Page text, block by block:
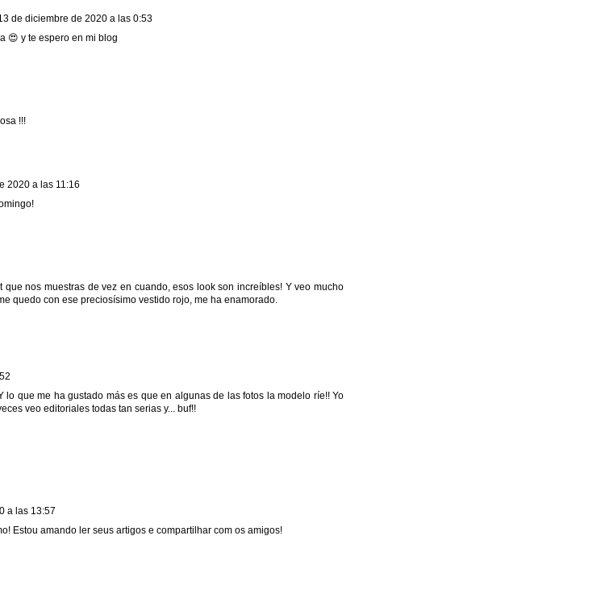
de diciembre de 2020 a las 0:53
😍 y te espero en mi blog
!!!
2020 a las 11:16
que nos muestras de vez en cuando, esos look son increíbles! Y veo mucho
quedo con ese preciosísimo vestido rojo, me ha enamorado.
lo que me ha gustado más es que en algunas de las fotos la modelo ríe!! Yo
veo editoriales todas tan serias y... buf!!
a las 13:57
Estou amando ler seus artigos e compartilhar com os amigos!